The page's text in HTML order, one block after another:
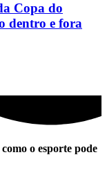
Copa do
dentro e fora
o esporte pode